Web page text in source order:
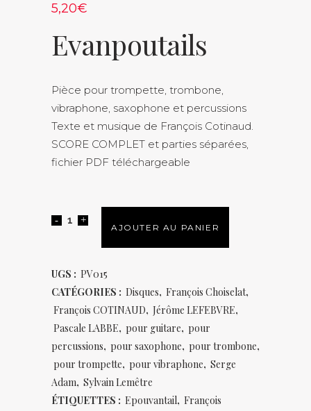
5,20€
Evanpoutails
Pièce pour trompette, trombone,
vibraphone, saxophone et percussions
Texte et musique de François Cotinaud.
SCORE COMPLET et parties séparées,
fichier PDF téléchargeable
AJOUTER AU PANIER
UGS : PV015
CATÉGORIES : Disques, François Choiselat,
François COTINAUD, Jérôme LEFEBVRE,
Pascale LABBE, pour guitare, pour
percussions, pour saxophone, pour trombone,
pour trompette, pour vibraphone, Serge
Adam, Sylvain Lemêtre
ÉTIQUETTES : Epouvantail, François